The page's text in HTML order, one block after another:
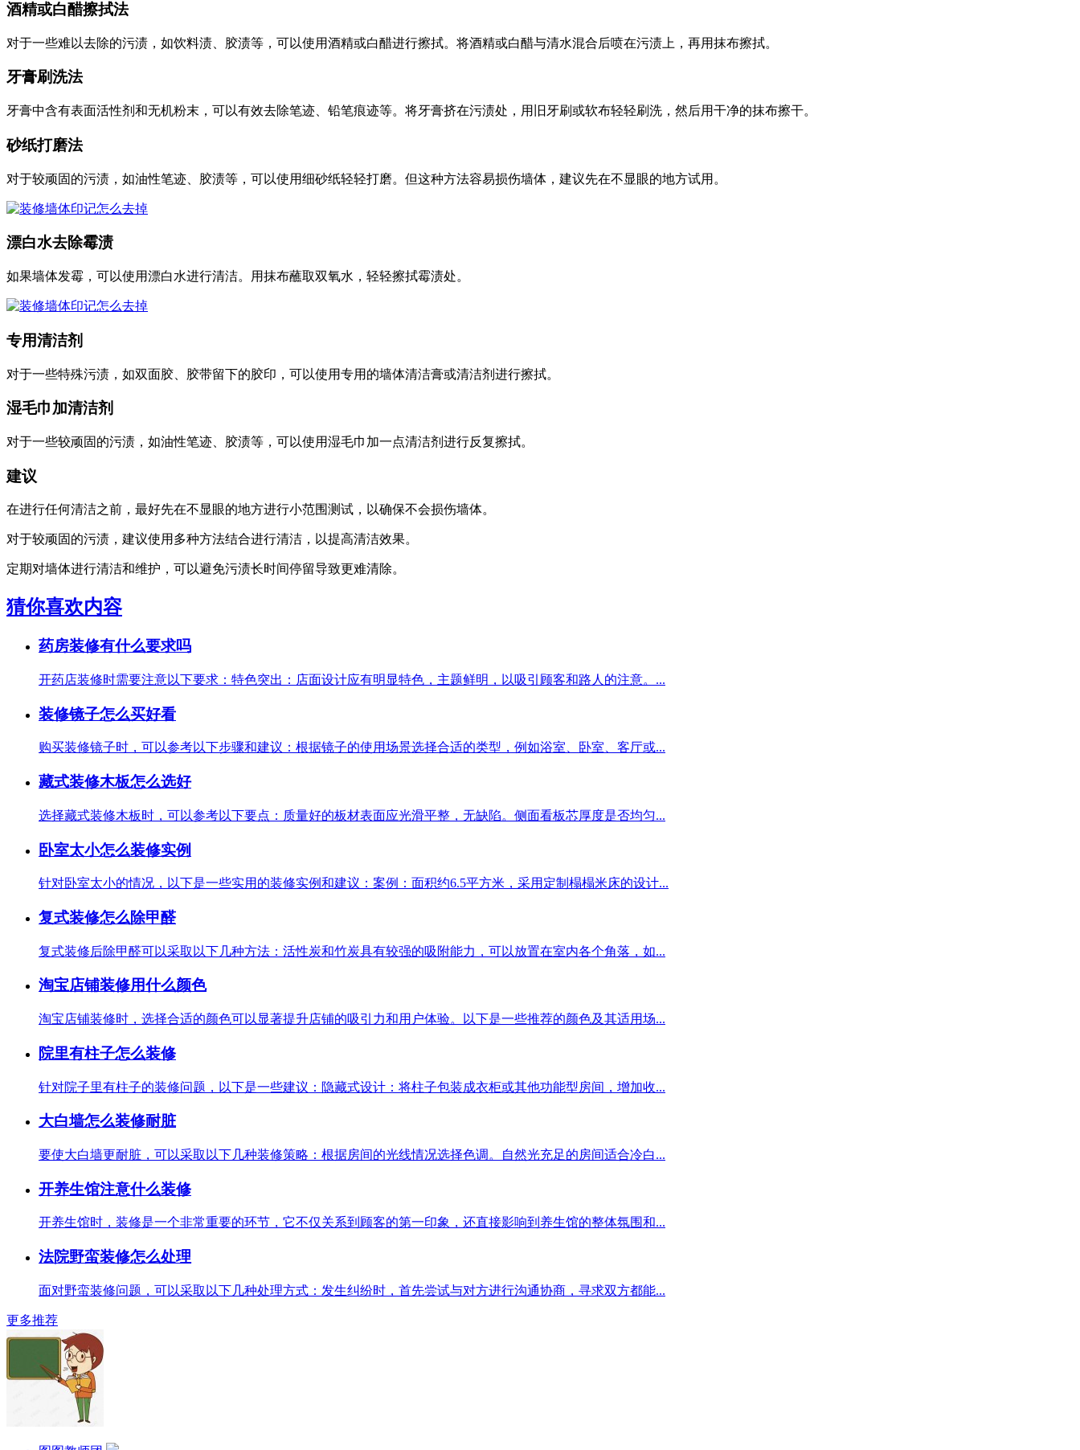
酒精或白醋擦拭法
对于一些难以去除的污渍，如饮料渍、胶渍等，可以使用酒精或白醋进行擦拭。将酒精或白醋与清水混合后喷在污渍上，再用抹布擦拭。
牙膏刷洗法
牙膏中含有表面活性剂和无机粉末，可以有效去除笔迹、铅笔痕迹等。将牙膏挤在污渍处，用旧牙刷或软布轻轻刷洗，然后用干净的抹布擦干。
砂纸打磨法
对于较顽固的污渍，如油性笔迹、胶渍等，可以使用细砂纸轻轻打磨。但这种方法容易损伤墙体，建议先在不显眼的地方试用。
漂白水去除霉渍
如果墙体发霉，可以使用漂白水进行清洁。用抹布蘸取双氧水，轻轻擦拭霉渍处。
专用清洁剂
对于一些特殊污渍，如双面胶、胶带留下的胶印，可以使用专用的墙体清洁膏或清洁剂进行擦拭。
湿毛巾加清洁剂
对于一些较顽固的污渍，如油性笔迹、胶渍等，可以使用湿毛巾加一点清洁剂进行反复擦拭。
建议
在进行任何清洁之前，最好先在不显眼的地方进行小范围测试，以确保不会损伤墙体。
对于较顽固的污渍，建议使用多种方法结合进行清洁，以提高清洁效果。
定期对墙体进行清洁和维护，可以避免污渍长时间停留导致更难清除。
猜你喜欢内容
药房装修有什么要求吗
开药店装修时需要注意以下要求：特色突出：店面设计应有明显特色，主题鲜明，以吸引顾客和路人的注意。...
装修镜子怎么买好看
购买装修镜子时，可以参考以下步骤和建议：根据镜子的使用场景选择合适的类型，例如浴室、卧室、客厅或...
藏式装修木板怎么选好
选择藏式装修木板时，可以参考以下要点：质量好的板材表面应光滑平整，无缺陷。侧面看板芯厚度是否均匀...
卧室太小怎么装修实例
针对卧室太小的情况，以下是一些实用的装修实例和建议：案例：面积约6.5平方米，采用定制榻榻米床的设计...
复式装修怎么除甲醛
复式装修后除甲醛可以采取以下几种方法：活性炭和竹炭具有较强的吸附能力，可以放置在室内各个角落，如...
淘宝店铺装修用什么颜色
淘宝店铺装修时，选择合适的颜色可以显著提升店铺的吸引力和用户体验。以下是一些推荐的颜色及其适用场...
院里有柱子怎么装修
针对院子里有柱子的装修问题，以下是一些建议：隐藏式设计：将柱子包装成衣柜或其他功能型房间，增加收...
大白墙怎么装修耐脏
要使大白墙更耐脏，可以采取以下几种装修策略：根据房间的光线情况选择色调。自然光充足的房间适合冷白...
开养生馆注意什么装修
开养生馆时，装修是一个非常重要的环节，它不仅关系到顾客的第一印象，还直接影响到养生馆的整体氛围和...
法院野蛮装修怎么处理
面对野蛮装修问题，可以采取以下几种处理方式：发生纠纷时，首先尝试与对方进行沟通协商，寻求双方都能...
更多推荐